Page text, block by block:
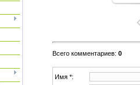
Всего комментариев: 0
Имя *: